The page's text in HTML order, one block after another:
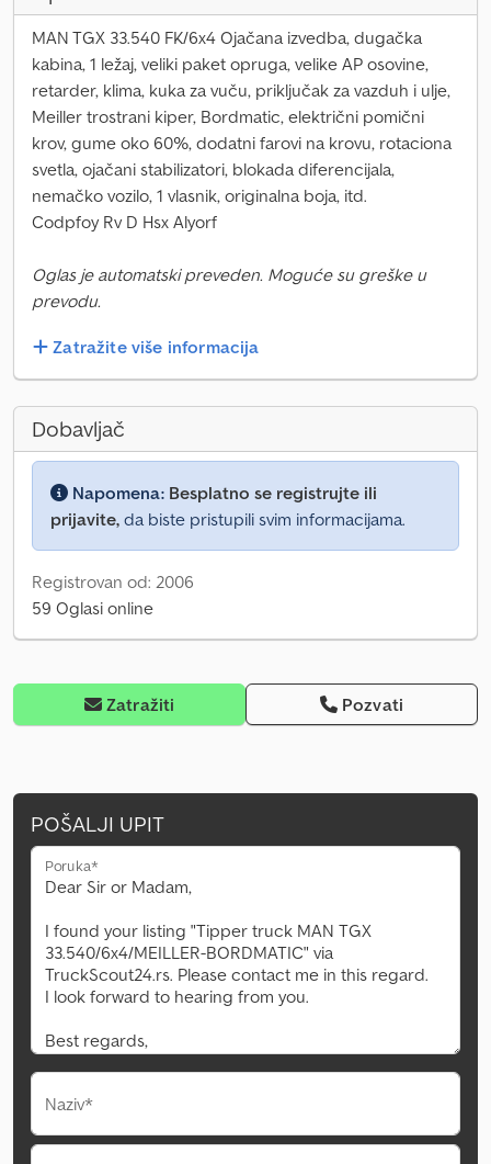
MAN TGX 33.540 FK/6x4 Ojačana izvedba, dugačka
kabina, 1 ležaj, veliki paket opruga, velike AP osovine,
retarder, klima, kuka za vuču, priključak za vazduh i ulje,
Meiller trostrani kiper, Bordmatic, električni pomični
krov, gume oko 60%, dodatni farovi na krovu, rotaciona
svetla, ojačani stabilizatori, blokada diferencijala,
nemačko vozilo, 1 vlasnik, originalna boja, itd.
Codpfoy Rv D Hsx Alyorf
Oglas je automatski preveden. Moguće su greške u
prevodu.
Zatražite više informacija
Dobavljač
Napomena: Besplatno se registrujte ili
prijavite, da biste pristupili svim informacijama.
Registrovan od: 2006
59 Oglasi online
Zatražiti Pozvati
POŠALJI UPIT
Poruka*
Naziv*